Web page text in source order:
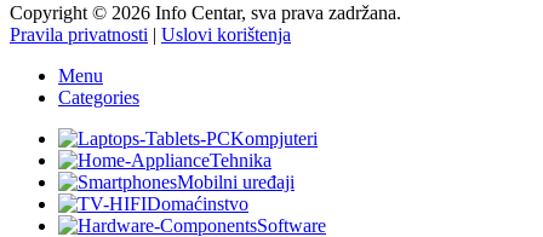
Copyright © 2026 Info Centar, sva prava zadržana.
Pravila privatnosti | Uslovi korištenja
Menu
Categories
Kompjuteri
Tehnika
Mobilni uređaji
Domaćinstvo
Software